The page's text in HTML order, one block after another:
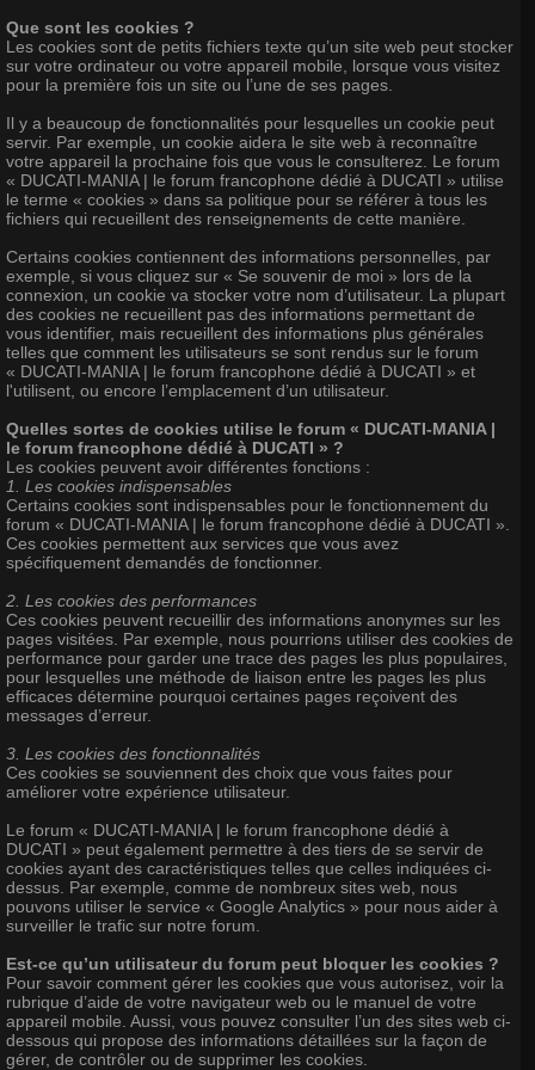
Que sont les cookies ?
Les cookies sont de petits fichiers texte qu’un site web peut stocker
sur votre ordinateur ou votre appareil mobile, lorsque vous visitez
pour la première fois un site ou l’une de ses pages.
Il y a beaucoup de fonctionnalités pour lesquelles un cookie peut
servir. Par exemple, un cookie aidera le site web à reconnaître
votre appareil la prochaine fois que vous le consulterez. Le forum
« DUCATI-MANIA | le forum francophone dédié à DUCATI » utilise
le terme « cookies » dans sa politique pour se référer à tous les
fichiers qui recueillent des renseignements de cette manière.
Certains cookies contiennent des informations personnelles, par
exemple, si vous cliquez sur « Se souvenir de moi » lors de la
connexion, un cookie va stocker votre nom d’utilisateur. La plupart
des cookies ne recueillent pas des informations permettant de
vous identifier, mais recueillent des informations plus générales
telles que comment les utilisateurs se sont rendus sur le forum
« DUCATI-MANIA | le forum francophone dédié à DUCATI » et
l'utilisent, ou encore l’emplacement d’un utilisateur.
Quelles sortes de cookies utilise le forum « DUCATI-MANIA |
le forum francophone dédié à DUCATI » ?
Les cookies peuvent avoir différentes fonctions :
1. Les cookies indispensables
Certains cookies sont indispensables pour le fonctionnement du
forum « DUCATI-MANIA | le forum francophone dédié à DUCATI ».
Ces cookies permettent aux services que vous avez
spécifiquement demandés de fonctionner.
2. Les cookies des performances
Ces cookies peuvent recueillir des informations anonymes sur les
pages visitées. Par exemple, nous pourrions utiliser des cookies de
performance pour garder une trace des pages les plus populaires,
pour lesquelles une méthode de liaison entre les pages les plus
efficaces détermine pourquoi certaines pages reçoivent des
messages d’erreur.
3. Les cookies des fonctionnalités
Ces cookies se souviennent des choix que vous faites pour
améliorer votre expérience utilisateur.
Le forum « DUCATI-MANIA | le forum francophone dédié à
DUCATI » peut également permettre à des tiers de se servir de
cookies ayant des caractéristiques telles que celles indiquées ci-
dessus. Par exemple, comme de nombreux sites web, nous
pouvons utiliser le service « Google Analytics » pour nous aider à
surveiller le trafic sur notre forum.
Est-ce qu’un utilisateur du forum peut bloquer les cookies ?
Pour savoir comment gérer les cookies que vous autorisez, voir la
rubrique d’aide de votre navigateur web ou le manuel de votre
appareil mobile. Aussi, vous pouvez consulter l’un des sites web ci-
dessous qui propose des informations détaillées sur la façon de
gérer, de contrôler ou de supprimer les cookies.